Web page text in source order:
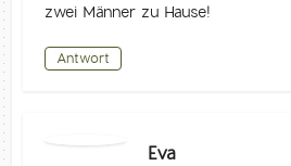
zwei Männer zu Hause!
Antwort
Eva